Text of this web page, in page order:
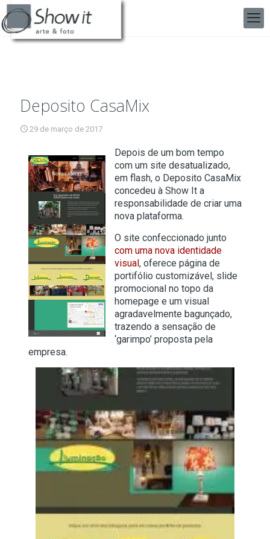
Deposito CasaMix
29 de março de 2017
Depois de um bom tempo
com um site desatualizado,
em flash, o Deposito CasaMix
concedeu à Show It a
responsabilidade de criar uma
nova plataforma.
O site confeccionado junto
com uma nova identidade
visual, oferece página de
portifólio customizável, slide
promocional no topo da
homepage e um visual
agradavelmente bagunçado,
trazendo a sensação de
‘garimpo’ proposta pela
empresa.